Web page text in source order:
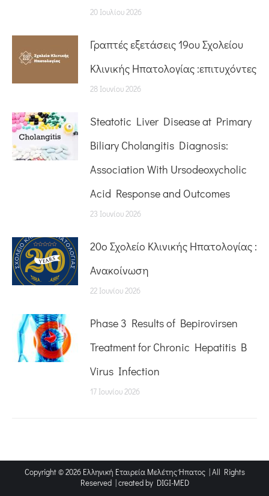
20 Ιουλίου 2026
Γραπτές εξετάσεις 19ου Σχολείου
Κλινικής Ηπατολογίας :επιτυχόντες
28 Ιουνίου 2026
Steatotic Liver Disease at Primary
Biliary Cholangitis Diagnosis:
Association With Ursodeoxycholic
Acid Response and Outcomes
23 Ιουνίου 2026
20o Σχολείο Κλινικής Ηπατολογίας :
Ανακοίνωση
22 Ιουνίου 2026
Phase 3 Results of Bepirovirsen
Treatment for Chronic Hepatitis B
Virus Infection
17 Ιουνίου 2026
Copyright © 2026 Ελληνική Εταιρεία Μελέτης Ήπατος | All Rights
Reserved | created by DIGI-MED